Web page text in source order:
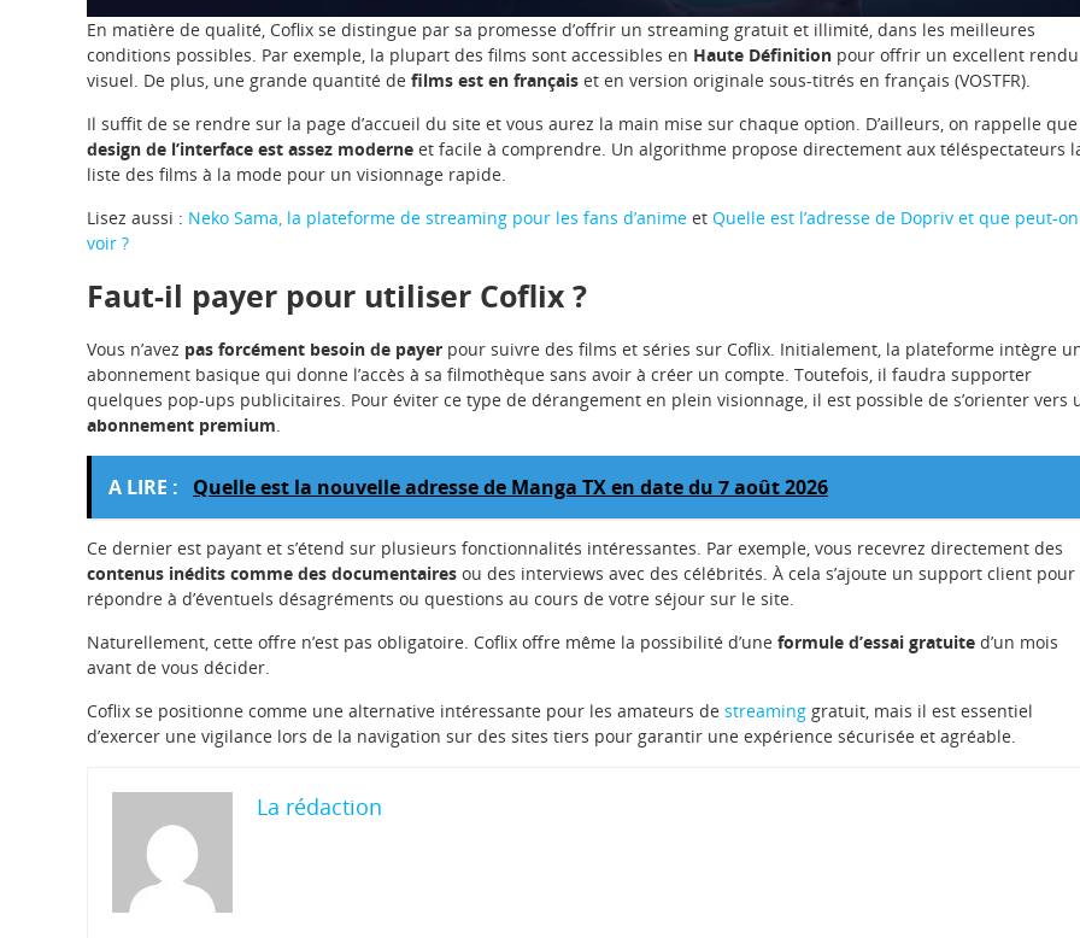
En matière de qualité, Coflix se distingue par sa promesse d’offrir un streaming gratuit et illimité, dans les meilleures
conditions possibles. Par exemple, la plupart des films sont accessibles en Haute Définition pour offrir un excellent rendu
visuel. De plus, une grande quantité de films est en français et en version originale sous-titrés en français (VOSTFR).
Il suffit de se rendre sur la page d’accueil du site et vous aurez la main mise sur chaque option. D’ailleurs, on rappelle
design de l’interface est assez moderne et facile à comprendre. Un algorithme propose directement aux téléspectateurs
liste des films à la mode pour un visionnage rapide.
Lisez aussi : Neko Sama, la plateforme de streaming pour les fans d’anime et Quelle est l’adresse de Dopriv et que peut-
voir ?
Faut-il payer pour utiliser Coflix ?
Vous n’avez pas forcément besoin de payer pour suivre des films et séries sur Coflix. Initialement, la plateforme intègre
abonnement basique qui donne l’accès à sa filmothèque sans avoir à créer un compte. Toutefois, il faudra supporter
quelques pop-ups publicitaires. Pour éviter ce type de dérangement en plein visionnage, il est possible de s’orienter vers
abonnement premium.
A LIRE : Quelle est la nouvelle adresse de Manga TX en date du 7 août 2026
Ce dernier est payant et s’étend sur plusieurs fonctionnalités intéressantes. Par exemple, vous recevrez directement des
contenus inédits comme des documentaires ou des interviews avec des célébrités. À cela s’ajoute un support client pour
répondre à d’éventuels désagréments ou questions au cours de votre séjour sur le site.
Naturellement, cette offre n’est pas obligatoire. Coflix offre même la possibilité d’une formule d’essai gratuite d’un mois
avant de vous décider.
Coflix se positionne comme une alternative intéressante pour les amateurs de streaming gratuit, mais il est essentiel
d’exercer une vigilance lors de la navigation sur des sites tiers pour garantir une expérience sécurisée et agréable.
La rédaction